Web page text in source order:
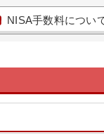
NISA手数料につい